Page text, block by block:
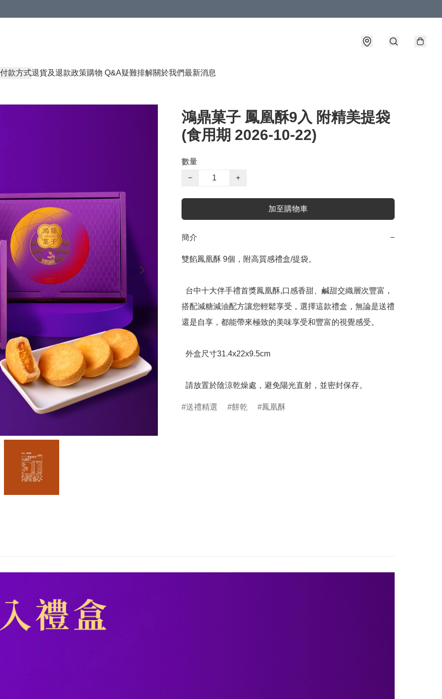
付款方式退貨及退款政策購物 Q&A疑難排解關於我們最新消息
鴻鼎菓子 鳳凰酥9入 附精美提袋
(食用期 2026-10-22)
數量
−
+
加至購物車
簡介 −
雙餡鳳凰酥 9個，附高質感禮盒/提袋。
搭配減糖減油配方讓您輕鬆享受，選擇這款禮盒，無論是送禮
還是自享，都能帶來極致的美味享受和豐富的視覺感受。
  請放置於陰涼乾燥處，避免陽光直射，並密封保存。
送禮精選 餅乾 鳳凰酥